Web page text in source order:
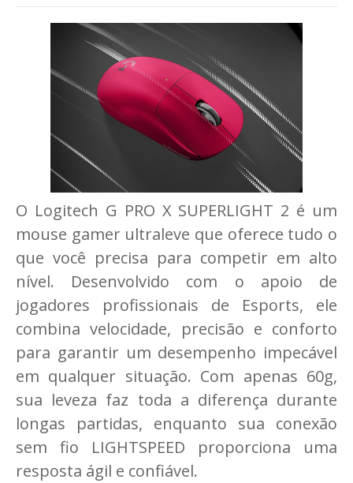
O Logitech G PRO X SUPERLIGHT 2 é um
mouse gamer ultraleve que oferece tudo o
que você precisa para competir em alto
nível. Desenvolvido com o apoio de
jogadores profissionais de Esports, ele
combina velocidade, precisão e conforto
para garantir um desempenho impecável
em qualquer situação. Com apenas 60g,
sua leveza faz toda a diferença durante
longas partidas, enquanto sua conexão
sem fio LIGHTSPEED proporciona uma
resposta ágil e confiável.